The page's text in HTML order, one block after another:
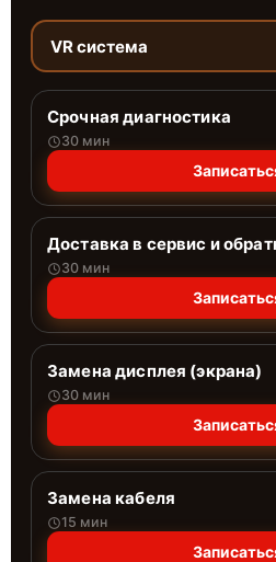
VR система
Срочная диагностика
30 мин
Доставка в сервис и
30 мин
Замена дисплея (экрана)
30 мин
Замена кабеля
15 мин